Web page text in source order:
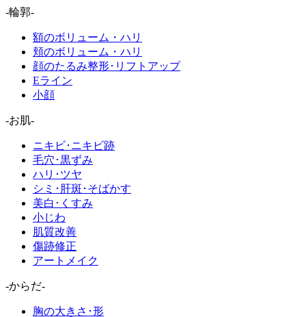
-輪郭-
額のボリューム・ハリ
頬のボリューム・ハリ
顔のたるみ整形･リフトアップ
Eライン
小顔
-お肌-
ニキビ･ニキビ跡
毛穴･黒ずみ
ハリ･ツヤ
シミ･肝斑･そばかす
美白･くすみ
小じわ
肌質改善
傷跡修正
アートメイク
-からだ-
胸の大きさ･形